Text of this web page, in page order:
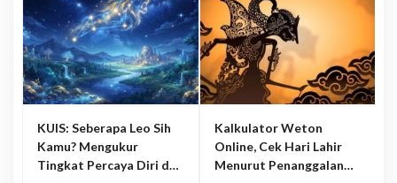
KUIS: Seberapa Leo Sih
Kamu? Mengukur
Tingkat Percaya Diri dan
Kalkulator Weton
Online, Cek Hari Lahir
Menurut Penanggalan